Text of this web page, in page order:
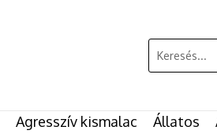
Keresés:
Agresszív kismalac Állatos